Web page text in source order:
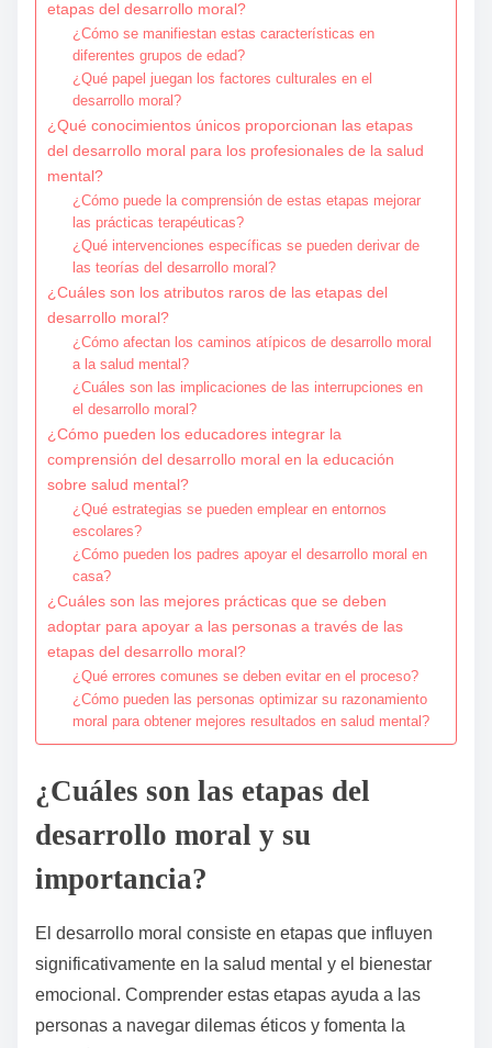
etapas del desarrollo moral?
¿Cómo se manifiestan estas características en
diferentes grupos de edad?
¿Qué papel juegan los factores culturales en el
desarrollo moral?
¿Qué conocimientos únicos proporcionan las etapas
del desarrollo moral para los profesionales de la salud
mental?
¿Cómo puede la comprensión de estas etapas mejorar
las prácticas terapéuticas?
¿Qué intervenciones específicas se pueden derivar de
las teorías del desarrollo moral?
¿Cuáles son los atributos raros de las etapas del
desarrollo moral?
¿Cómo afectan los caminos atípicos de desarrollo moral
a la salud mental?
¿Cuáles son las implicaciones de las interrupciones en
el desarrollo moral?
¿Cómo pueden los educadores integrar la
comprensión del desarrollo moral en la educación
sobre salud mental?
¿Qué estrategias se pueden emplear en entornos
escolares?
¿Cómo pueden los padres apoyar el desarrollo moral en
casa?
¿Cuáles son las mejores prácticas que se deben
adoptar para apoyar a las personas a través de las
etapas del desarrollo moral?
¿Qué errores comunes se deben evitar en el proceso?
¿Cómo pueden las personas optimizar su razonamiento
moral para obtener mejores resultados en salud mental?
¿Cuáles son las etapas del
desarrollo moral y su
importancia?
El desarrollo moral consiste en etapas que influyen
significativamente en la salud mental y el bienestar
emocional. Comprender estas etapas ayuda a las
personas a navegar dilemas éticos y fomenta la